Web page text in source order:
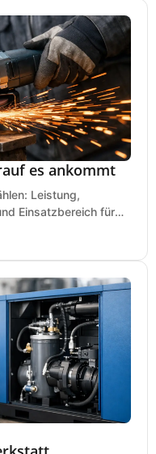
es ankommt
Leistung,
Einsatzbereich für